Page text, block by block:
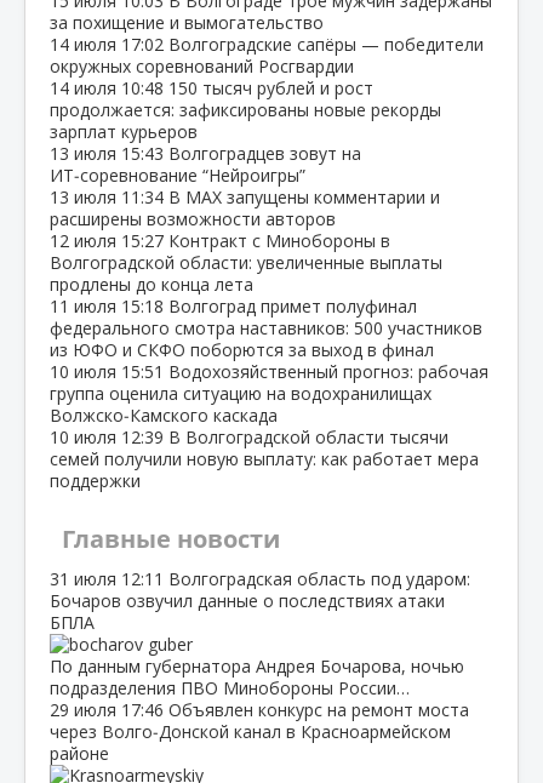
за похищение и вымогательство
14 июля 17:02 Волгоградские сапёры — победители
окружных соревнований Росгвардии
14 июля 10:48 150 тысяч рублей и рост
продолжается: зафиксированы новые рекорды
зарплат курьеров
13 июля 15:43 Волгоградцев зовут на
ИТ‑соревнование “Нейроигры”
13 июля 11:34 В МАХ запущены комментарии и
расширены возможности авторов
12 июля 15:27 Контракт с Минобороны в
Волгоградской области: увеличенные выплаты
продлены до конца лета
11 июля 15:18 Волгоград примет полуфинал
федерального смотра наставников: 500 участников
из ЮФО и СКФО поборются за выход в финал
10 июля 15:51 Водохозяйственный прогноз: рабочая
группа оценила ситуацию на водохранилищах
Волжско‑Камского каскада
10 июля 12:39 В Волгоградской области тысячи
семей получили новую выплату: как работает мера
поддержки
Главные новости
31 июля 12:11 Волгоградская область под ударом:
Бочаров озвучил данные о последствиях атаки
БПЛА
По данным губернатора Андрея Бочарова, ночью
подразделения ПВО Минобороны России…
29 июля 17:46 Объявлен конкурс на ремонт моста
через Волго‑Донской канал в Красноармейском
районе